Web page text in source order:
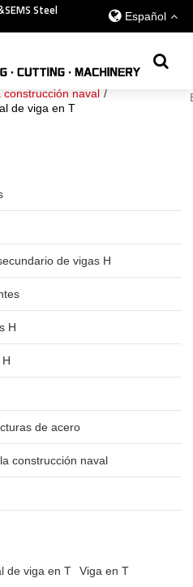
Steel
Español
construcción naval /
de viga en T
de vigas H
H
de acero
construcción naval
de viga en T
Viga en T